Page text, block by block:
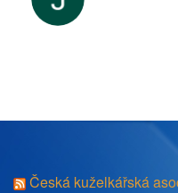
Česká kuželkářská